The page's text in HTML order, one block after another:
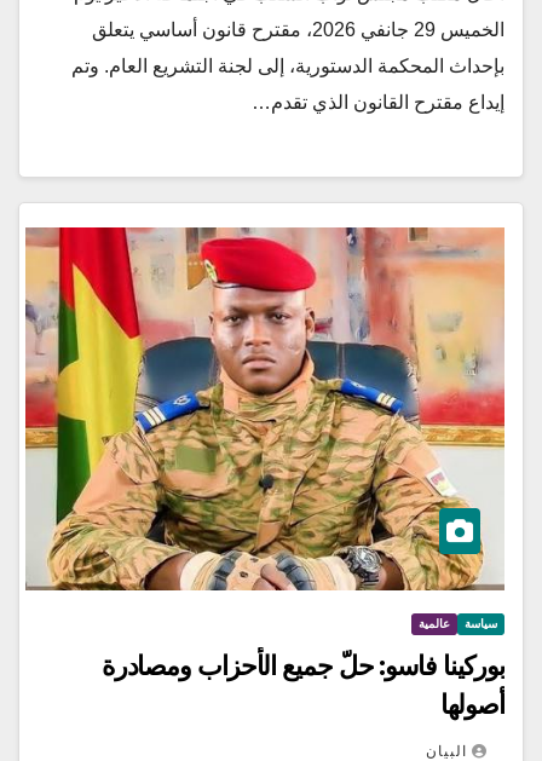
الخميس 29 جانفي 2026، مقترح قانون أساسي يتعلق
بإحداث المحكمة الدستورية، إلى لجنة التشريع العام. وتم
إيداع مقترح القانون الذي تقدم…
سياسة عالمية
بوركينا فاسو: حلّ جميع الأحزاب ومصادرة
أصولها
البيان